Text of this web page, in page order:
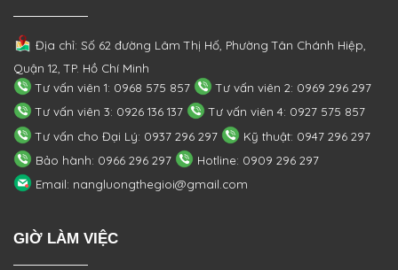
Địa chỉ: Số 62 đường Lâm Thị Hố, PhườngTân Chánh Hiệp,
Quận 12, TP. Hồ Chí Minh
Tư vấn viên 1: 0968 575 857
Tư vấn viên 2: 0969 296 297
Tư vấn viên 3: 0926 136 137
Tư vấn viên 4: 0927 575 857
Tư vấn cho Đại Lý: 0937 296 297
Kỹ thuật: 0947 296 297
Bảo hành: 0966 296 297
Hotline: 0909 296 297
Email: nangluongthegioi@gmail.com
GIỜ LÀM VIỆC